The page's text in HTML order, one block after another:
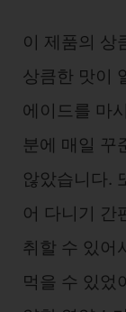
이 제품의 상
상큼한 맛이
에이드를 마
분에 매일 꾸
않았습니다.
어 다니기 간
취할 수 있어
먹을 수 있었